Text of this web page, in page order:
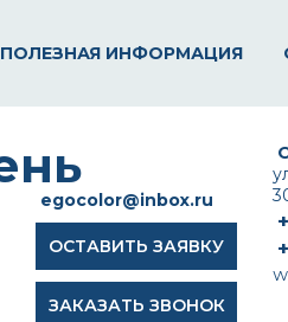
ПОЛЕЗНАЯ ИНФОРМАЦИЯ
egocolor@inbox.ru
ОСТАВИТЬ ЗАЯВКУ
ЗАКАЗАТЬ ЗВОНОК